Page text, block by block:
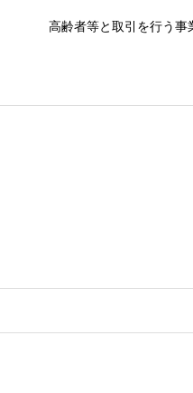
高齢者等と取引を行う事